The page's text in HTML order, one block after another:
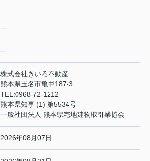
---
--
株式会社きいろ不動産
熊本県玉名市亀甲187-3
TEL:0968-72-1212
熊本県知事 (1) 第5534号
一般社団法人 熊本県宅地建物取引業協会
2026年08月07日